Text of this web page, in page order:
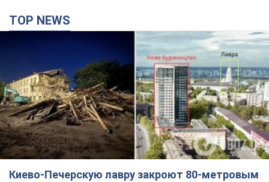
TOP NEWS
Киево-Печерскую лавру закроют 80-метровым